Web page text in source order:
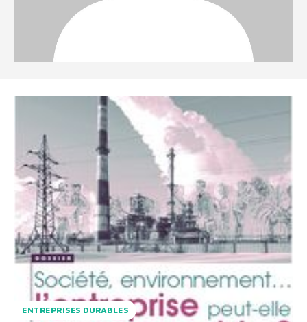
ENTREPRISES DURABLES